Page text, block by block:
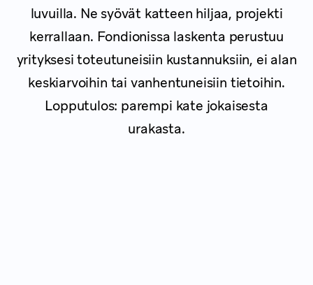
luvuilla. Ne syövät katteen hiljaa, projekti
kerrallaan. Fondionissa laskenta perustuu
yrityksesi toteutuneisiin kustannuksiin, ei alan
keskiarvoihin tai vanhentuneisiin tietoihin.
Lopputulos: parempi kate jokaisesta
urakasta.